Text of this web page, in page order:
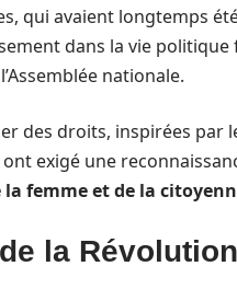
qui avaient longtemps
dans la vie politique
nationale.
des droits, inspirées par
exigé une
femme et de la
la